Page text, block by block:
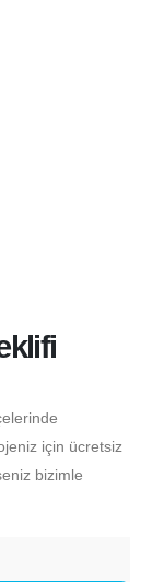
için ücretsiz
bizimle